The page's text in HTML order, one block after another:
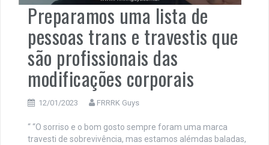
Preparamos uma lista de
pessoas trans e travestis que
são profissionais das
modificações corporais
12/01/2023 FRRRK Guys
“ “O sorriso e o bom gosto sempre foram uma marca
travesti de sobrevivência, mas estamos alémdas baladas,